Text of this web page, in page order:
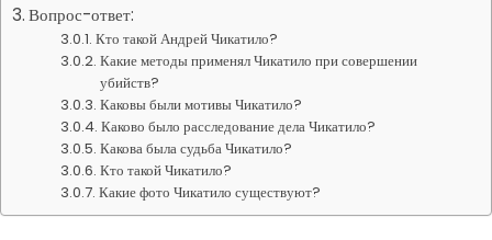
Вопрос-ответ:
Кто такой Андрей Чикатило?
Какие методы применял Чикатило при совершении
убийств?
Каковы были мотивы Чикатило?
Каково было расследование дела Чикатило?
Какова была судьба Чикатило?
Кто такой Чикатило?
Какие фото Чикатило существуют?